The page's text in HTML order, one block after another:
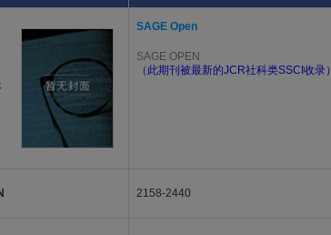
SAGE Open
SAGE OPEN
（此期刊被最新的JCR社科类SSCI收录）
2158-2440